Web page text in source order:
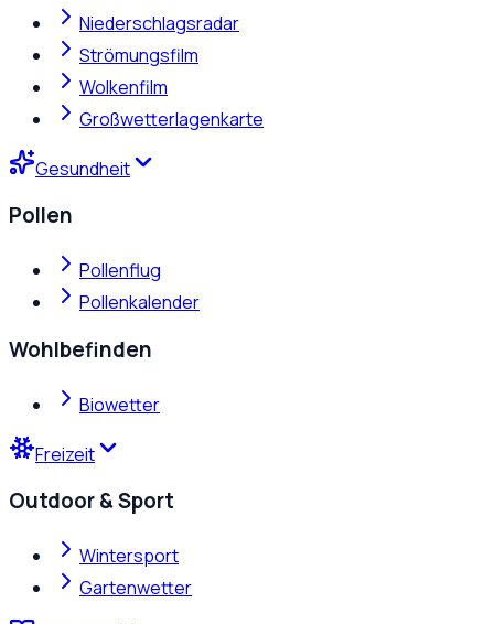
Niederschlagsradar
Strömungsfilm
Wolkenfilm
Großwetterlagenkarte
Gesundheit
Pollen
Pollenflug
Pollenkalender
Wohlbefinden
Biowetter
Freizeit
Outdoor & Sport
Wintersport
Gartenwetter